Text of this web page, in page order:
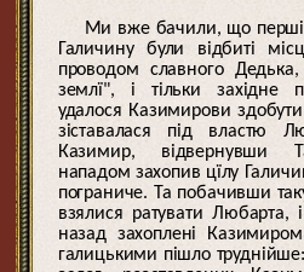
Ми вже бачили, що
Галичину були відбиті
проводом славного Дедька,
землї", і тільки західне
удалося Казимирови
зіставалася під властю
Казимир, відвернувши
нападом захопив цїлу
пограниче. Та побачивши
взялися ратувати Любарта,
назад захоплені
галицькими пішло